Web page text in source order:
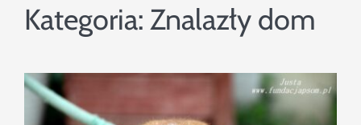
Kategoria: Znalazły dom